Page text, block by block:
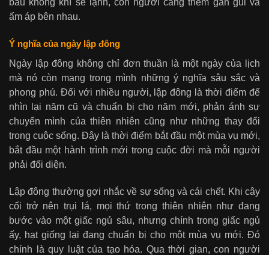
ấm áp bên nhau.
Ý nghĩa của ngày lập đông
Ngày lập đông không chỉ đơn thuần là một ngày của lịch
mà nó còn mang trong mình những ý nghĩa sâu sắc và
phong phú. Đối với nhiều người, lập đông là thời điểm để
nhìn lại năm cũ và chuẩn bị cho năm mới, phản ánh sự
chuyển mình của thiên nhiên cũng như những thay đổi
trong cuộc sống. Đây là thời điểm bắt đầu một mùa vụ mới,
bắt đầu một hành trình mới trong cuộc đời mà mỗi người
phải đối diện.
Lập đông thường gợi nhắc về sự sống và cái chết. Khi cây
cối trở nên trụi lá, mọi thứ trong thiên nhiên như đang
bước vào một giấc ngủ sâu, nhưng chính trong giấc ngủ
ấy, hạt giống lại đang chuẩn bị cho một mùa vụ mới. Đó
chính là quy luật của tạo hóa. Qua thời gian, con người